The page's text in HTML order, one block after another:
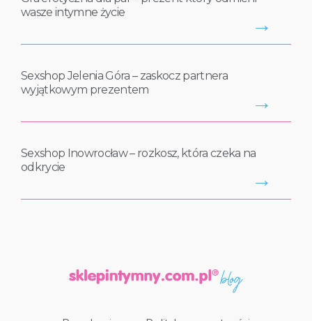
wasze intymne życie
→
Sexshop Jelenia Góra – zaskocz partnera
wyjątkowym prezentem
→
Sexshop Inowrocław – rozkosz, która czeka na
odkrycie
→